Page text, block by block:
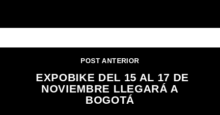
POST ANTERIOR
EXPOBIKE DEL 15 AL 17 DE
NOVIEMBRE LLEGARÁ A
BOGOTÁ